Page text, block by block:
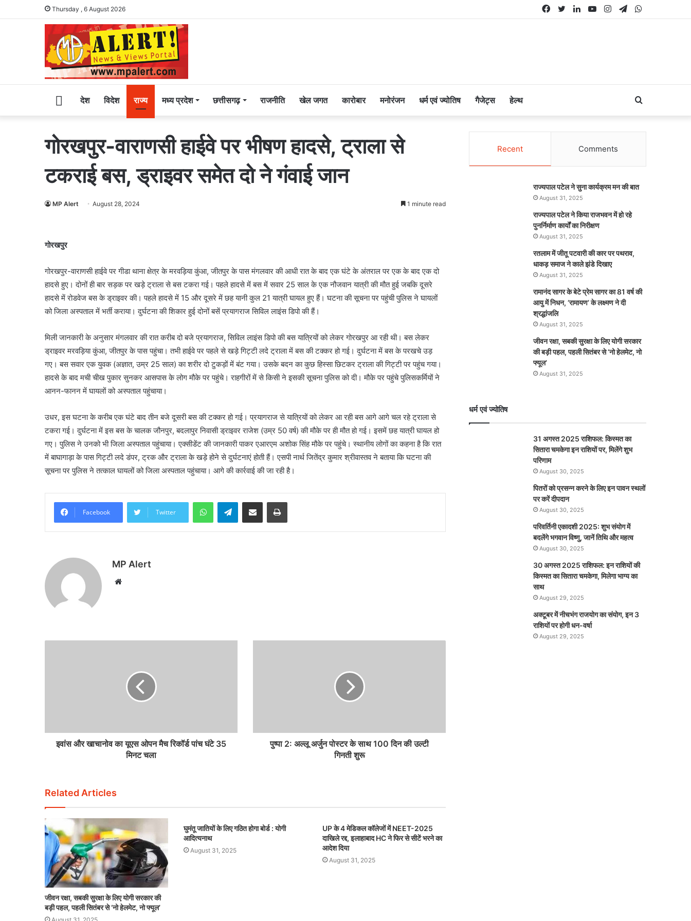
Thursday , 6 August 2026 Telegram
Instagram
YouTube
LinkedIn
Twitter
Facebook
Homeदेश विदेश राज्य मध्य प्रदेश छत्तीसगढ़ राजनीति खेल जगत कारोबार मनोरंजन धर्म एवं ज्योतिष गैजेट्स हेल्थ Search
for
गोरखपुर-वाराणसी हाईवे पर भीषण हादसे, ट्राला से
टकराई बस, ड्राइवर समेत दो ने गंवाई जान
MP Alert August 28, 2024 1 minute read
गोरखपुर
गोरखपुर-वाराणसी हाईवे पर गीडा थाना क्षेत्र के मरवड़िया कुंआ, जीतपुर के पास मंगलवार की आधी रात के बाद एक घंटे के अंतराल पर एक के बाद एक दो
हादसे हुए। दोनों ही बार सड़क पर खड़े ट्राला से बस टकरा गई। पहले हादसे में बस में सवार 25 साल के एक नौजवान यात्री की मौत हुई जबकि दूसरे
हादसे में रोडवेज बस के ड्राइवर की। पहले हादसे में 15 और दूसरे में छह यानी कुल 21 यात्री घायल हुए हैं। घटना की सूचना पर पहुंची पुलिस ने घायलों
को जिला अस्पताल में भर्ती कराया। दुर्घटना की शिकार हुई दोनों बसें प्रयागराज सिविल लाइंस डिपो की हैं।
मिली जानकारी के अनुसार मंगलवार की रात करीब दो बजे प्रयागराज, सिविल लाइंस डिपो की बस यात्रियों को लेकर गोरखपुर आ रही थी। बस लेकर
ड्राइवर मरवड़िया कुंआ, जीतपुर के पास पहुंचा। तभी हाईवे पर पहले से खड़े गिट्टी लदे ट्राला में बस की टक्कर हो गई। दुर्घटना में बस के परखचे उड़
गए। बस सवार एक युवक (अज्ञात, उम्र 25 साल) का शरीर दो टुकड़ों में बंट गया। उसके बदन का कुछ हिस्सा छिटकर ट्राला की गिट्टी पर पहुंच गया।
हादसे के बाद मची चीख पुकार सुनकर आसपास के लोग मौके पर पहुंचे। राहगीरों में से किसी ने इसकी सूचना पुलिस को दी। मौके पर पहुंचे पुलिसकर्मियों ने
आनन-फानन में घायलों को अस्पताल पहुंचाया।
उधर, इस घटना के करीब एक घंटे बाद तीन बजे दूसरी बस की टक्कर हो गई। प्रयागराज से यात्रियों को लेकर आ रही बस आगे आगे चल रहे ट्राला से
टकरा गई। दुर्घटना में इस बस के चालक जौनपुर, बदलापुर निवासी ड्राइवर राजेश (उम्र 50 वर्ष) की मौके पर ही मौत हो गई। इसमें छह यात्री घायल हो
गए। पुलिस ने उनको भी जिला अस्पताल पहुंचाया। एक्सीडेंट की जानकारी पाकर एआरएम अशोक सिंह मौके पर पहुंचे। स्थानीय लोगों का कहना है कि रात
में बाघागाड़ा के पास गिट्टी लदे डंपर, ट्रक और ट्राला के खड़े होने से दुर्घटनाएं होती हैं। एसपी नार्थ जितेंद्र कुमार श्रीवास्तव ने बताया कि घटना की
सूचना पर पुलिस ने तत्काल घायलों को जिला अस्पताल पहुंचाया। आगे की कार्रवाई की जा रही है।
Facebook Twitter
WhatsAppTelegramShare via Email Print
MP Alert
Website
इवांस और खाचानोव का यूएस ओपन मैच रिकॉर्ड पांच घंटे 35
मिनट चला
पुष्पा 2: अल्लू अर्जुन पोस्टर के साथ 100 दिन की उल्टी
गिनती शुरू
Related Articles
जीवन रक्षा, सबकी सुरक्षा के लिए योगी सरकार की
बड़ी पहल, पहली सितंबर से ‘नो हेलमेट, नो फ्यूल’
घुमंतू जातियों के लिए गठित होगा बोर्ड : योगी
आदित्यनाथ
August 31, 2025
UP के 4 मेडिकल कॉलेजों में NEET-2025
दाखिले रद्द, इलाहाबाद HC ने फिर से सीटें भरने का
आदेश दिया
August 31, 2025
Recent Comments
राज्यपाल पटेल ने सुना कार्यक्रम मन की बात
August 31, 2025
राज्यपाल पटेल ने किया राजभवन में हो रहे
पुनर्निर्माण कार्यों का निरीक्षण
August 31, 2025
रतलाम में जीतू पटवारी की कार पर पथराव,
धाकड़ समाज ने काले झंडे दिखाए
August 31, 2025
रामानंद सागर के बेटे प्रेम सागर का 81 वर्ष की
आयु में निधन, ‘रामायण’ के लक्ष्मण ने दी
श्रद्धांजलि
August 31, 2025
जीवन रक्षा, सबकी सुरक्षा के लिए योगी सरकार
की बड़ी पहल, पहली सितंबर से ‘नो हेलमेट, नो
फ्यूल’
August 31, 2025
धर्म एवं ज्योतिष
31 अगस्त 2025 राशिफल: किस्मत का
सितारा चमकेगा इन राशियों पर, मिलेंगे शुभ
परिणाम
August 30, 2025
पितरों को प्रसन्न करने के लिए इन पावन स्थलों
पर करें दीपदान
August 30, 2025
परिवर्तिनी एकादशी 2025: शुभ संयोग में
बदलेंगे भगवान विष्णु, जानें तिथि और महत्व
August 30, 2025
30 अगस्त 2025 राशिफल: इन राशियों की
किस्मत का सितारा चमकेगा, मिलेगा भाग्य का
साथ
August 29, 2025
अक्टूबर में नीचभंग राजयोग का संयोग, इन 3
राशियों पर होगी धन-वर्षा
August 29, 2025